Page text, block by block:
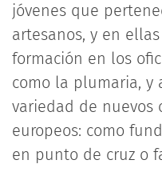
jóvenes que
artesanos, y en
formación en los
como la plumaria,
variedad de nuevos
europeos: como
en punto de cruz o